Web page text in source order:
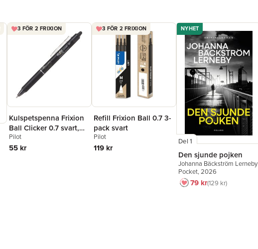
3 FÖR 2 FRIXION
Kulspetspenna Frixion
Ball Clicker 0.7 svart,
raderbar
Pilot
55 kr
3 FÖR 2 FRIXION
Refill Frixion Ball 0.7 3-
pack svart
Pilot
119 kr
NYHET
Del 1
Den sjunde pojken
Johanna Bäckström Lerneby
Pocket, 2026
79 kr129 kr